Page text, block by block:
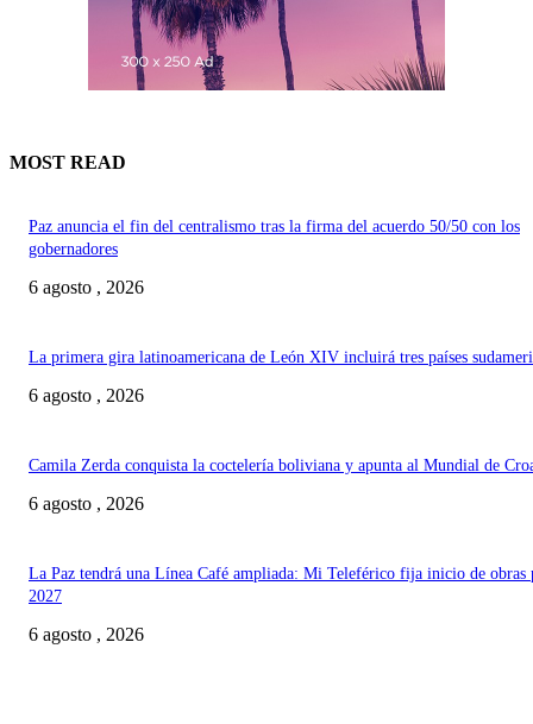
MOST READ
Paz anuncia el fin del centralismo tras la firma del acuerdo 50/50 con los
gobernadores
6 agosto , 2026
La primera gira latinoamericana de León XIV incluirá tres países
6 agosto , 2026
Camila Zerda conquista la coctelería boliviana y apunta al Mundial de
6 agosto , 2026
La Paz tendrá una Línea Café ampliada: Mi Teleférico fija inicio de obras
2027
6 agosto , 2026